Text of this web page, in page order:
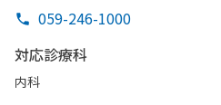
059-246-1000
対応診療科
内科